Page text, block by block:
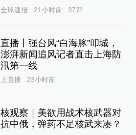
全球速报 21小时前 37评
直播丨强台风“白海豚”叩城，
澎湃新闻追风记者直击上海防
汛第一线
上直播 23小时前
核观察｜美欲用战术核武器对
抗中俄，弹药不足核武来凑？